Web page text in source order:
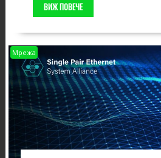
ВИЖ ПОВЕЧЕ
Мрежа